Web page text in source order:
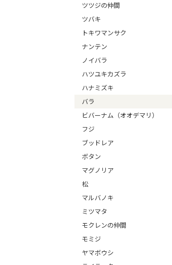
ツツジの仲間
ツバキ
トキワマンサク
ナンテン
ノイバラ
ハツユキカズラ
ハナミズキ
バラ
ビバーナム（オオデマリ）
フジ
ブッドレア
ボタン
マグノリア
松
マルバノキ
ミツマタ
モクレンの仲間
モミジ
ヤマボウシ